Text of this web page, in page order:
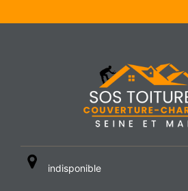
indisponible